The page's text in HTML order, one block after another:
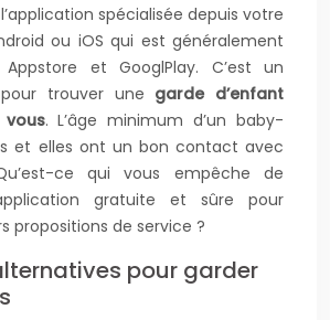
spécialisée depuis votre
ou iOS qui est généralement
et GooglPlay. C’est un
trouver une garde d’enfant
. L’âge minimum d’un baby-
et elles ont un bon contact avec
ce qui vous empêche de
gratuite et sûre pour
propositions de service ?
pour garder